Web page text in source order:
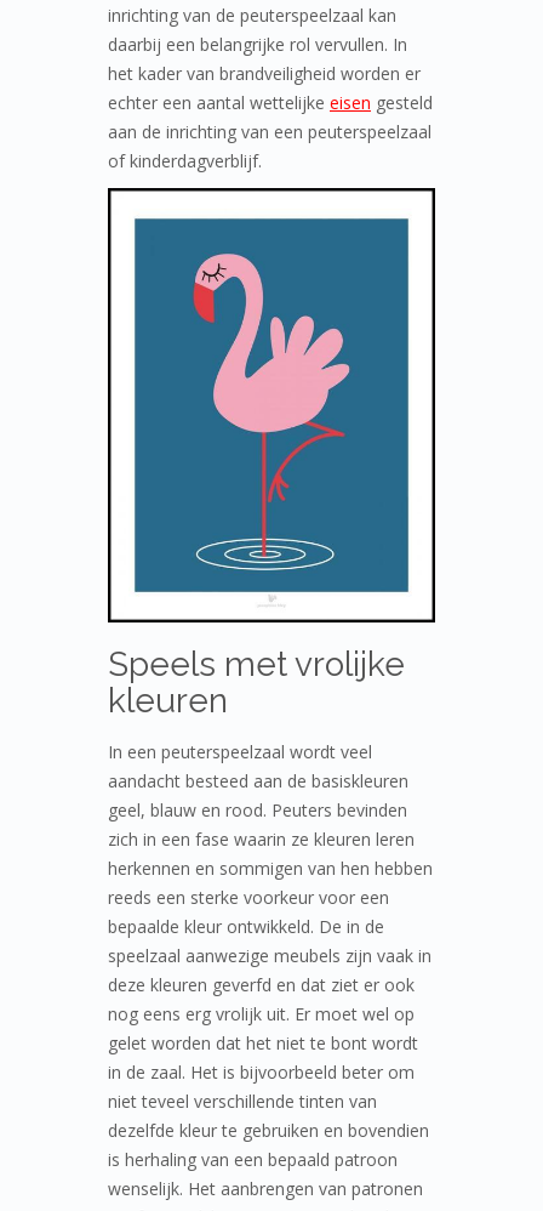
inrichting van de peuterspeelzaal kan
daarbij een belangrijke rol vervullen. In
het kader van brandveiligheid worden er
echter een aantal wettelijke eisen gesteld
aan de inrichting van een peuterspeelzaal
of kinderdagverblijf.
Speels met vrolijke
kleuren
In een peuterspeelzaal wordt veel
aandacht besteed aan de basiskleuren
geel, blauw en rood. Peuters bevinden
zich in een fase waarin ze kleuren leren
herkennen en sommigen van hen hebben
reeds een sterke voorkeur voor een
bepaalde kleur ontwikkeld. De in de
speelzaal aanwezige meubels zijn vaak in
deze kleuren geverfd en dat ziet er ook
nog eens erg vrolijk uit. Er moet wel op
gelet worden dat het niet te bont wordt
in de zaal. Het is bijvoorbeeld beter om
niet teveel verschillende tinten van
dezelfde kleur te gebruiken en bovendien
is herhaling van een bepaald patroon
wenselijk. Het aanbrengen van patronen